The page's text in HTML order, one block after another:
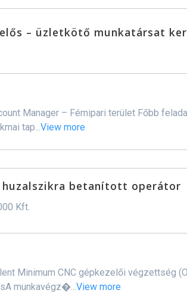
– üzletkötő munkatársat
Manager – Fémipari terület Főbb
tap...View more
huzalszikra betanított operátor
Kft.
Minimum CNC gépkezelői végzettség
munkavégz�...View more